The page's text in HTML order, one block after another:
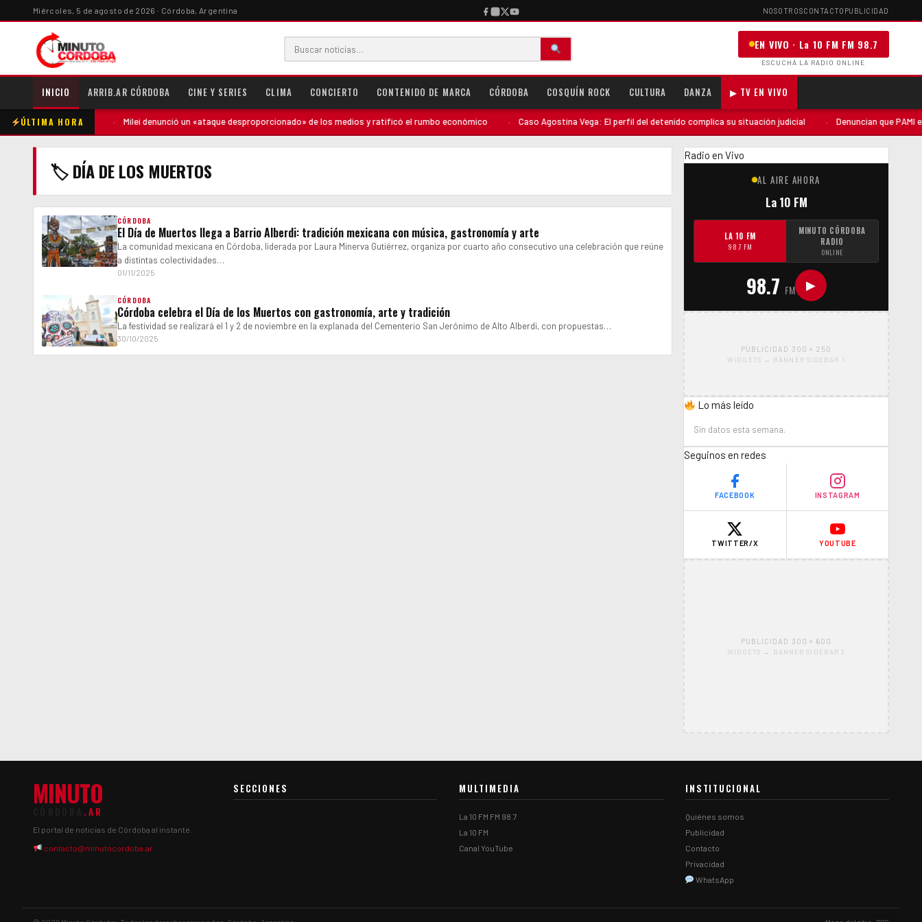
Miércoles, 5 de agosto de 2026 · Córdoba, Argentina NOSOTROSCONTACTO PUBLICIDAD
EN VIVO · La 10 FM FM 98.7
ESCUCHÁ LA RADIO ONLINE
INICIO ARRIB.AR CÓRDOBA CINE Y SERIES CLIMA CONCIERTO CONTENIDO DE MARCA CÓRDOBA COSQUÍN ROCK CULTURA DANZA ▶ TV EN VIVO
ÚLTIMA HORA
contra la madre Milei denunció un «ataque desproporcionado» de los medios y ratificó el rumbo económico Caso Agostina Vega: El perfil del detenido complica su situación judicial Denuncian que PAMI
🏷 DÍA DE LOS MUERTOS
CÓRDOBA
El Día de Muertos llega a Barrio Alberdi: tradición mexicana con música, gastronomía y arte
La comunidad mexicana en Córdoba, liderada por Laura Minerva Gutiérrez, organiza por cuarto año consecutivo una celebración que reúne
a distintas colectividades…
01/11/2025
CÓRDOBA
Córdoba celebra el Día de los Muertos con gastronomía, arte y tradición
La festividad se realizará el 1 y 2 de noviembre en la explanada del Cementerio San Jerónimo de Alto Alberdi, con propuestas…
30/10/2025
Radio en Vivo
AL AIRE AHORA
La 10 FM
LA 10 FM
98.7 FM
MINUTO CÓRDOBA
RADIO
ONLINE
98.7 FM ▶
PUBLICIDAD 300 × 250
WIDGETS → BANNER SIDEBAR 1
Lo más leído
Sin datos esta semana.
Seguinos en redes
FACEBOOK INSTAGRAM
TWITTER/X YOUTUBE
PUBLICIDAD 300 × 600
WIDGETS → BANNER SIDEBAR 2
MINUTO
.AR
El portal de noticias de Córdoba al instante.
contacto@minutocordoba.ar
SECCIONES MULTIMEDIA
La 10 FM FM 98.7
La 10 FM
Canal YouTube
INSTITUCIONAL
Quiénes somos
Publicidad
Contacto
Privacidad
WhatsApp